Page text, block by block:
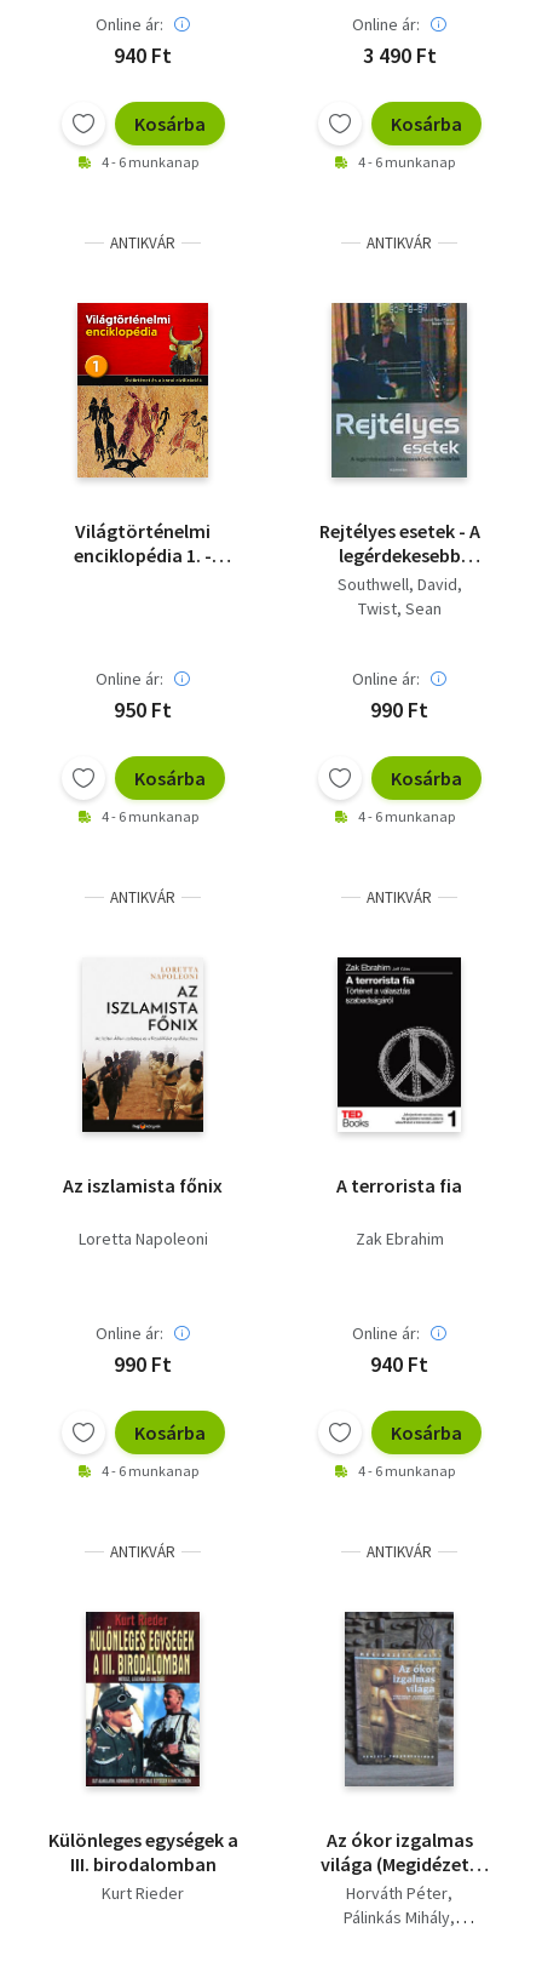
Online ár:
940 Ft
Kosárba
4 - 6 munkanap
Online ár:
3 490 Ft
Kosárba
4 - 6 munkanap
ANTIKVÁR
Világtörténelmi
enciklopédia 1. -
Online ár:
950 Ft
Kosárba
4 - 6 munkanap
ANTIKVÁR
Rejtélyes esetek - A
legérdekesebb
összeesküvés-
elméletek
Southwell, David
Twist, Sean
Online ár:
990 Ft
Kosárba
4 - 6 munkanap
ANTIKVÁR
Az iszlamista főnix
Loretta Napoleoni
Online ár:
990 Ft
Kosárba
4 - 6 munkanap
ANTIKVÁR
A terrorista fia
Zak Ebrahim
Online ár:
940 Ft
Kosárba
4 - 6 munkanap
ANTIKVÁR
Különleges egységek a
III. birodalomban
Kurt Rieder
ANTIKVÁR
Az ​ókor izgalmas
világa (Megidézett
Múlt) - Történelmi
olvasókönyv
Horváth Péter
Pálinkás Mihály